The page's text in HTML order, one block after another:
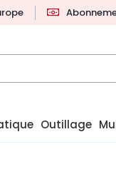
Outillage